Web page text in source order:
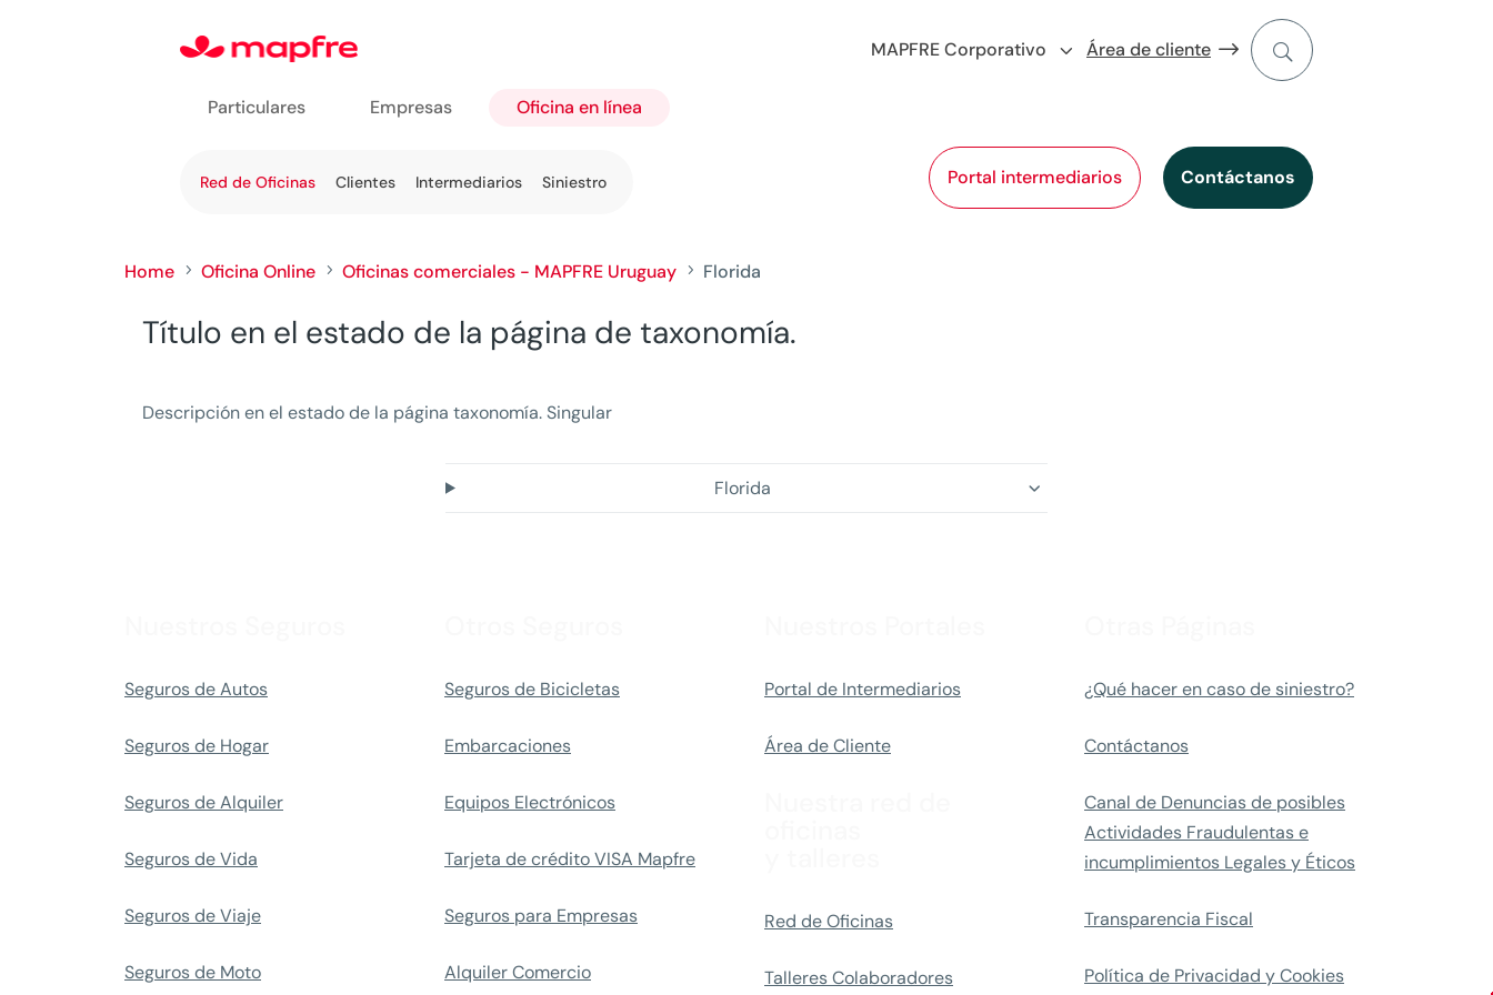
MAPFRE Corporativo Área de cliente
Portal intermediarios Contáctanos
Particulares Empresas Oficina en línea
Ir a
línea
Red de Oficinas Clientes Intermediarios Siniestro
Home 5 Oficina Online 5 Oficinas comerciales - MAPFRE Uruguay 5 Florida
Título en el estado de la página de taxonomía.
Descripción en el estado de la página taxonomía. Singular
Florida
Seguros de Autos
Seguros de Hogar
Seguros de Alquiler
Seguros de Vida
Seguros de Viaje
Seguros de Moto
Seguros de Bicicletas
Embarcaciones
Equipos Electrónicos
Tarjeta de crédito VISA Mapfre
Seguros para Empresas
Alquiler Comercio
Portal de Intermediarios
Área de Cliente
Red de Oficinas
Talleres Colaboradores
¿Qué hacer en caso de siniestro?
Contáctanos
Canal de Denuncias de posibles
Actividades Fraudulentas e
incumplimientos Legales y Éticos
Transparencia Fiscal
Política de Privacidad y Cookies